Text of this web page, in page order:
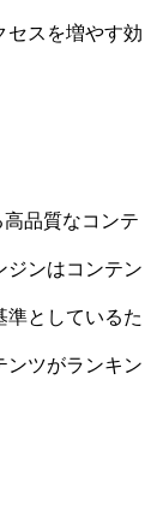
セスを増やす効
品質なコンテ
ジンはコンテン
準としているた
ンツがランキン